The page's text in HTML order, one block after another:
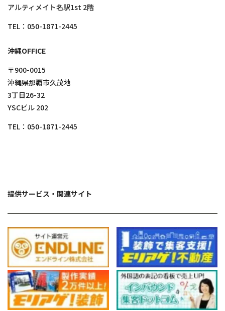
アルティメイト名駅1st 2階
TEL： 050-1871-2445
沖縄OFFICE
〒900-0015
沖縄県那覇市久茂地
3丁目26-32
YSCビル 202
TEL： 050-1871-2445
提供サービス・関連サイト